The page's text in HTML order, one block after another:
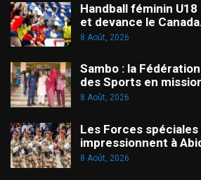
Handball féminin U18
et devance le
8 Août, 2026
Sambo : la
des Sports en
8 Août, 2026
Les Forces
impressionnent à
8 Août, 2026